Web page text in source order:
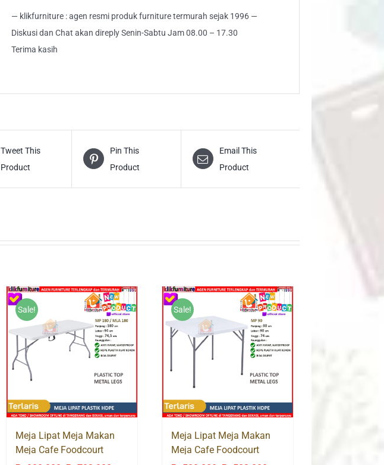
— klikfurniture : agen resmi produk furniture termurah sejak 1996 —
Diskusi dan Chat akan direply Senin-Sabtu Jam 08.00 – 17.30
Terima kasih
Tweet This
Product
Pin This
Product
Email This
Product
Sale!
Meja Lipat Meja Makan
Meja Cafe Foodcourt
Sale!
Meja Lipat Meja Makan
Meja Cafe Foodcourt